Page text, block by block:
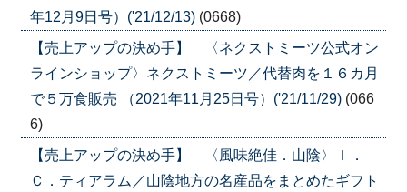
年12月9日号）('21/12/13) (0668)
【売上アップの決め手】 〈ネクストミーツ公式オン
ラインショップ〉ネクストミーツ／代替肉を１６カ月
で５万食販売 （2021年11月25日号）('21/11/29) (066
6)
【売上アップの決め手】 〈風味絶佳．山陰〉Ｉ．
Ｃ．ティアラム／山陰地方の名産品をまとめたギフト